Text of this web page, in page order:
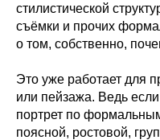
стилистической
съёмки и прочих
о том, собственно,
Это уже работает для
или пейзажа. Ведь
портрет по
поясной, ростовой,